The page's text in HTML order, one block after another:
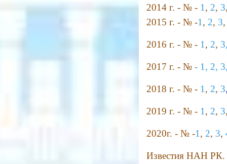
2014 г. - № - 1 , 2, 3
2015 г. - № -1 , 2, 3
2016 г. - № - 1 , 2,
2017 г. - № - 1, 2,
2018 г. - № - 1 , 2, 3
2019 г. - № -1 , 2, 3
2020г. - № -1 , 2, 3,
Известия НАН РК.